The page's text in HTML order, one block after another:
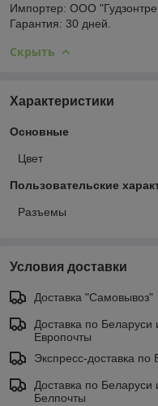
Импортер: ООО
Гарантия: 30 дней.
Скрыть
Характеристики
Основные
Цвет
Пользовательские
Разъемы
Условия доставки
Доставка "Самовывоз"
Доставка по
Европочты
Экспресс-доставка по
Доставка по
Белпочты